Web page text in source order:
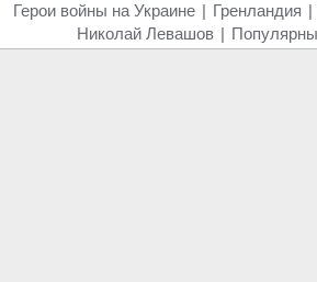
Герои войны на Украине | Гренландия |
Николай Левашов |